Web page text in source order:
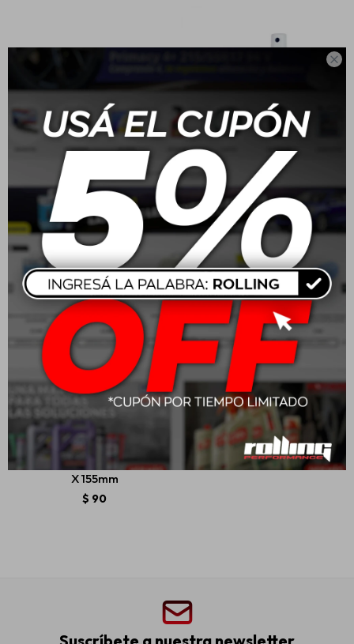

Wurth Bolso De
Herramientas Con Base
Plastica 25kg
$2.590
Wurth Kit Visibilidad
Anti-empañante
$ 920
Wurth Trincheta Eco Con
Rueda De Bloqueo 18mm
X 155mm
$ 90
Baterías
Servicios